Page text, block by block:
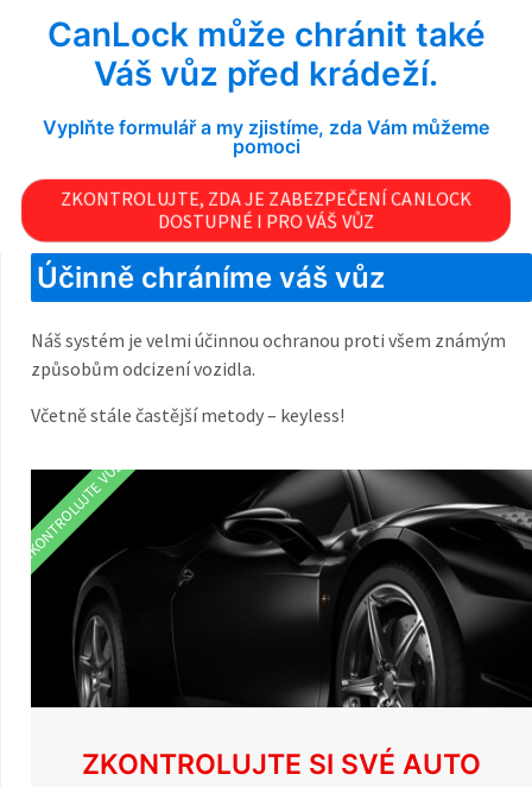
CanLock může chránit také
Váš vůz před krádeží.
Vyplňte formulář a my zjistíme, zda Vám můžeme
pomoci
ZKONTROLUJTE, ZDA JE ZABEZPEČENÍ CANLOCK
DOSTUPNÉ I PRO VÁŠ VŮZ
Účinně chráníme váš vůz
Náš systém je velmi účinnou ochranou proti všem známým
způsobům odcizení vozidla.
Včetně stále častější metody – keyless!
ZKONTROLUJTE SI SVÉ AUTO
ZKONTROLUJTE VŮZ